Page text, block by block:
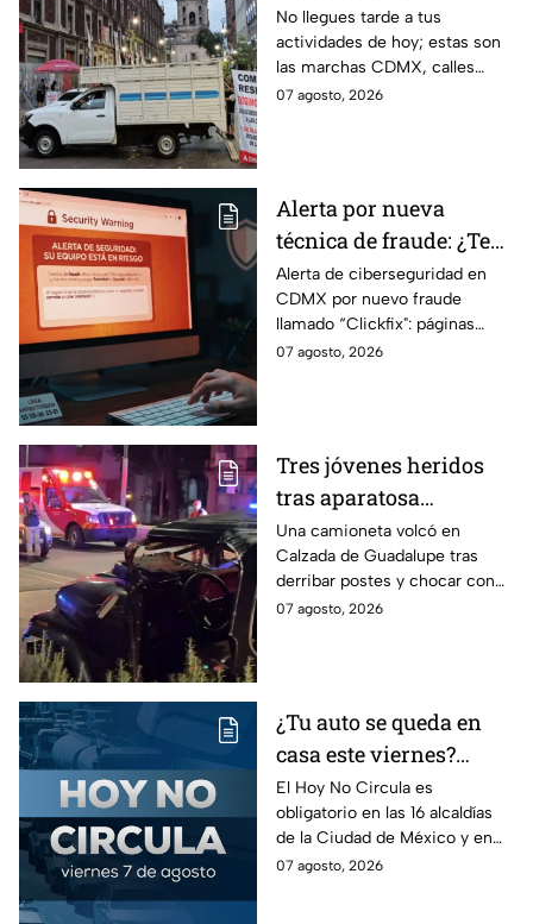
Manifestantes retiran
bloqueo en Canela y Eje
3 Sur, colonia Granjas
México
No llegues tarde a tus
actividades de hoy; estas son
las marchas CDMX, calles
cerradas y bloqueos que
07 agosto, 2026
Alerta por nueva
técnica de fraude: ¿Te
piden copiar códigos
extraños en la PC?
Cuidado, podrías ser
víctima del peligroso
Alerta de ciberseguridad en
CDMX por nuevo fraude
llamado “Clickfix": páginas
falsas que engañan para
07 agosto, 2026
Tres jóvenes heridos
tras aparatosa
volcadura en Tepeyac
Insurgentes y operativo
en la Juárez, mientras
dormía
Una camioneta volcó en
Calzada de Guadalupe tras
derribar postes y chocar con
un árbol, dejando a tres
07 agosto, 2026
¿Tu auto se queda en
casa este viernes?
Revisa el Hoy No
Circula de este 7 de
agosto
El Hoy No Circula es
obligatorio en las 16 alcaldías
de la Ciudad de México y en
los municipios conurbados del
07 agosto, 2026